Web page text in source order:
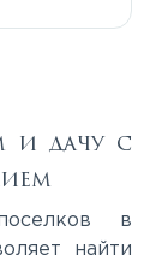
и дачу с
в
найти